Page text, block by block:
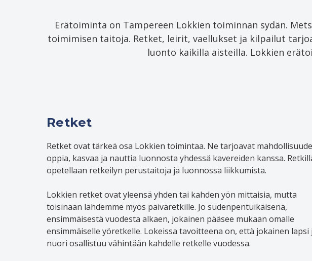
Erätoiminta on Tampereen Lokkien toiminnan sydän.
toimimisen taitoja. Retket, leirit, vaellukset ja kilpailut
luonto kaikilla aisteilla. Lokkien
Retket
Retket ovat tärkeä osa Lokkien toimintaa. Ne tarjoavat
oppia, kasvaa ja nauttia luonnosta yhdessä kavereiden kanssa.
opetellaan retkeilyn perustaitoja ja luonnossa liikkumista.
Lokkien retket ovat yleensä yhden tai kahden yön mittaisia, mutta
toisinaan lähdemme myös päiväretkille. Jo sudenpentuikäisenä,
ensimmäisestä vuodesta alkaen, jokainen pääsee mukaan omalle
ensimmäiselle yöretkelle. Lokeissa tavoitteena on, että jokainen lapsi
nuori osallistuu vähintään kahdelle retkelle vuodessa.